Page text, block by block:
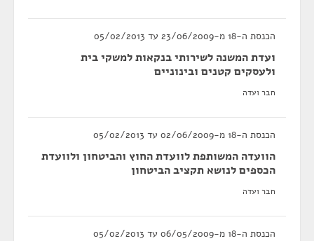
הכנסת ה-18 מ-23/06/2009 עד 05/02/2013
ועדת המשנה לשירותי בנקאות למשקי בית
ולעסקים קטנים ובינוניים
חבר ועדה
הכנסת ה-18 מ-02/06/2009 עד 05/02/2013
הוועדה המשותפת לוועדת החוץ והביטחון ולוועדת
הכספים לנושא תקציב הביטחון
חבר ועדה
הכנסת ה-18 מ-06/05/2009 עד 05/02/2013